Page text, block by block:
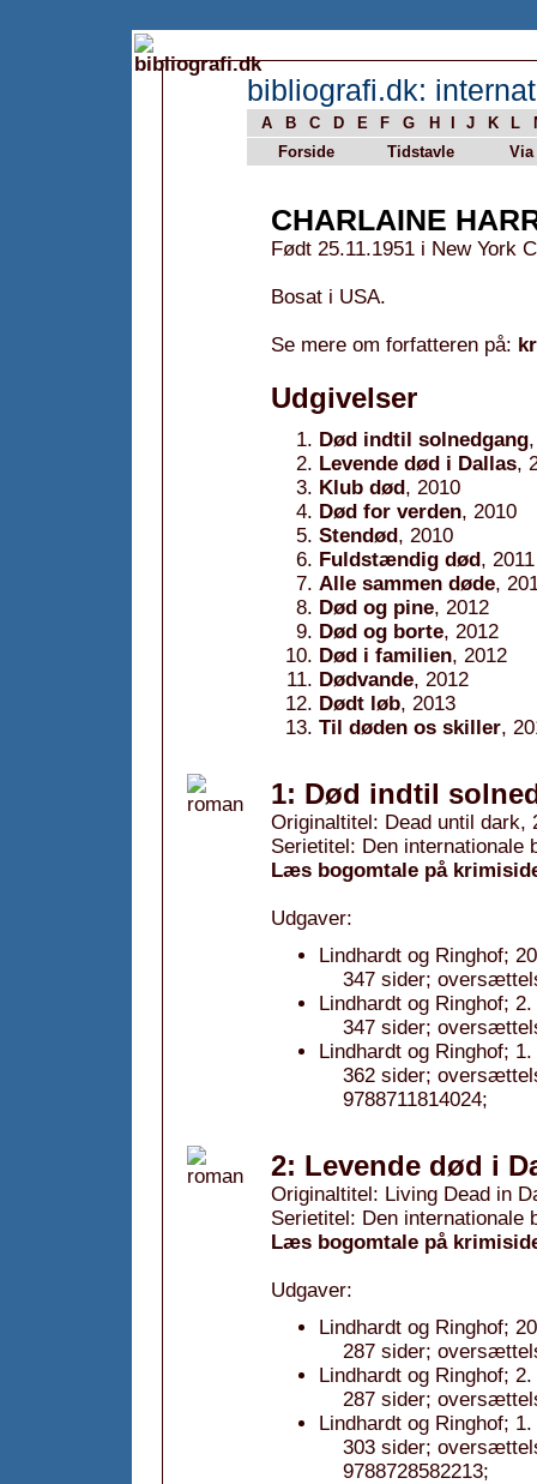
bibliografi.dk:
A B C D E F G H J K L
Forside
Tidstavle Via
CHARLAINE
Født 25.11.1951 i New York
Bosat i USA.
Se mere om forfatteren på:
Udgivelser
Død indtil solnedgang
Levende død i Dallas,
Klub død, 2010
Død for verden, 2010
Stendød, 2010
Fuldstændig død, 2011
Alle sammen døde,
Død og pine, 2012
Død og borte, 2012
Død i familien, 2012
Dødvande, 2012
Dødt løb, 2013
Til døden os skiller,
1: Død indtil
Originaltitel: Dead until dark,
Serietitel: Den internationale
Læs bogomtale på
Udgaver:
Lindhardt og Ringhof;
347 sider;
Lindhardt og Ringhof;
347 sider;
Lindhardt og Ringhof;
362 sider;
9788711814024;
2: Levende død i
Originaltitel: Living Dead in
Serietitel: Den internationale
Læs bogomtale på
Udgaver:
Lindhardt og Ringhof;
287 sider;
Lindhardt og Ringhof;
287 sider;
Lindhardt og Ringhof;
303 sider;
9788728582213;